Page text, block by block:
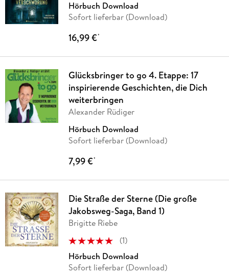
Hörbuch Download
Sofort lieferbar (Download)
16,99 €*
Glücksbringer to go 4. Etappe: 17
inspirierende Geschichten, die Dich
weiterbringen
Alexander Rüdiger
Hörbuch Download
Sofort lieferbar (Download)
7,99 €*
Die Straße der Sterne (Die große
Jakobsweg-Saga, Band 1)
Brigitte Riebe
(1)
Hörbuch Download
Sofort lieferbar (Download)